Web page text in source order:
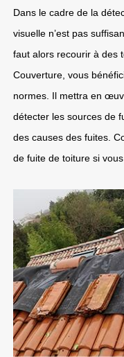
Dans le cadre de la
visuelle n’est pas
faut alors recourir à des
Couverture, vous
normes. Il mettra en
détecter les sources de
des causes des fuites.
de fuite de toiture si